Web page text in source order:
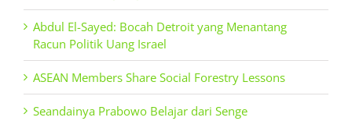
Abdul El-Sayed: Bocah Detroit yang Menantang
Racun Politik Uang Israel
ASEAN Members Share Social Forestry Lessons
Seandainya Prabowo Belajar dari Senge